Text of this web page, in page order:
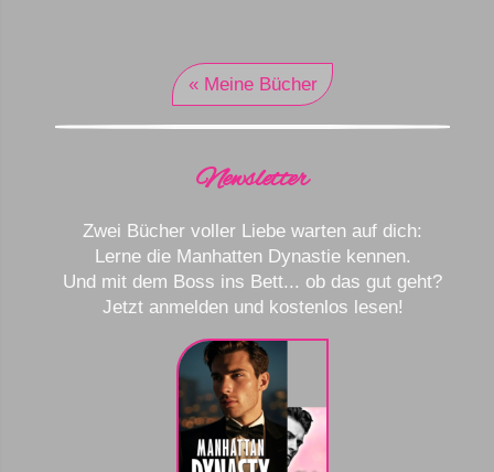
« Meine Bücher
Newsletter
Zwei Bücher voller Liebe warten auf dich:
Lerne die Manhatten Dynastie kennen.
Und mit dem Boss ins Bett... ob das gut geht?
Jetzt anmelden und kostenlos lesen!